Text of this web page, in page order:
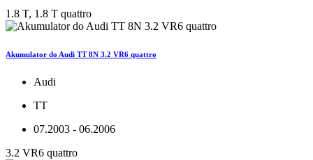
1.8 T, 1.8 T quattro
Akumulator do Audi TT 8N 3.2 VR6 quattro
Audi
TT
07.2003 - 06.2006
3.2 VR6 quattro